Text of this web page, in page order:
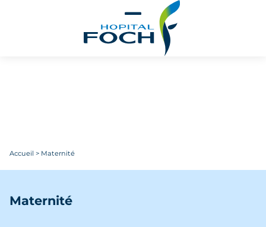
Accueil > Maternité
Maternité